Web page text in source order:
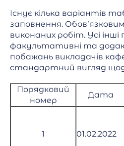
Існує кілька варіантів
заповнення.
виконаних робіт. Усі
факультативні та
побажань викладачів
стандартний вигляд
Порядковий
номер
Дата
1 01.02.2022